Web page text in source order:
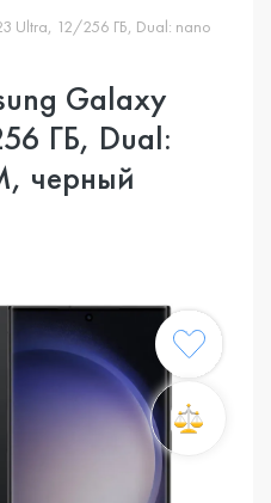
Ultra, 12/256 ГБ, Dual: nano
Galaxy
ГБ, Dual:
черный